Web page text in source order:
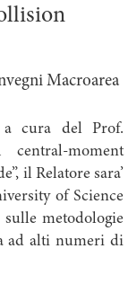
Macroarea
a cura del Prof.
moment
il Relatore sara’
of Science
sulle metodologie
ad alti numeri di